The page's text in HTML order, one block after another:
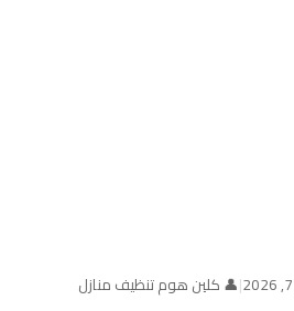
|👤 كلين هوم تنظيف منازل